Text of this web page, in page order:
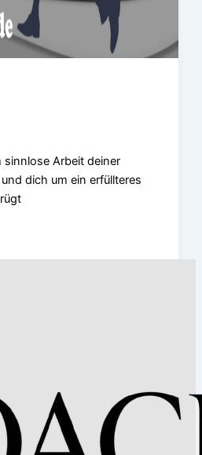
sinnlose Arbeit deiner
dich um ein erfüllteres